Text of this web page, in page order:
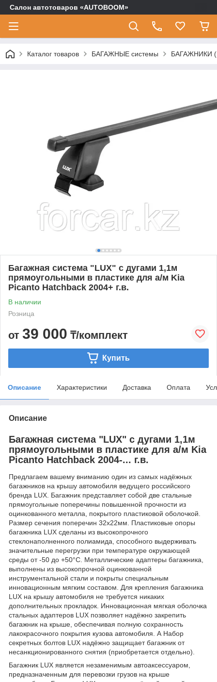
Салон автотоваров «AUTOBOOM»
Каталог товаров БАГАЖНЫЕ системы БАГАЖНИКИ
Багажная система "LUX" с дугами 1,1м
прямоугольными в пластике для а/м Kia
Piсanto Hatchback 2004+ г.в.
В наличии
Розница
от 39 000 ₸/комплект
Купить
Описание Характеристики Доставка Оплата
Описание
Багажная система "LUX" с дугами 1,1м
прямоугольными в пластике для а/м Kia
Piсanto Hatchback 2004-... г.в.
Предлагаем вашему вниманию один из самых надёжных
багажников на крышу автомобиля ведущего российского
бренда LUX. Багажник представляет собой две стальные
прямоугольные поперечины повышенной прочности из
оцинкованного металла, покрытого пластиковой оболочкой.
Размер сечения поперечин 32х22мм. Пластиковые опоры
багажника LUX сделаны из высокопрочного
стеклонаполненного полиамида, способного выдерживать
значительные перегрузки при температуре окружающей
среды от -50 до +50°C. Металлические адаптеры багажника,
выполнены из высокопрочной оцинкованной
инструментальной стали и покрыты специальным
инновационным мягким составом. Для крепления багажника
LUX на крышу автомобиля не требуется никаких
дополнительных прокладок. Инновационная мягкая оболочка
стальных адаптеров LUX позволяет надёжно закрепить
багажник на крыше, обеспечивая полную сохранность
лакокрасочного покрытия кузова автомобиля. А Набор
секретных болтов LUX надёжно защищает багажник от
несанкционированного снятия (приобретается отдельно).
Багажник LUX является незаменимым автоаксессуаром,
предназначенным для перевозки грузов на крыше